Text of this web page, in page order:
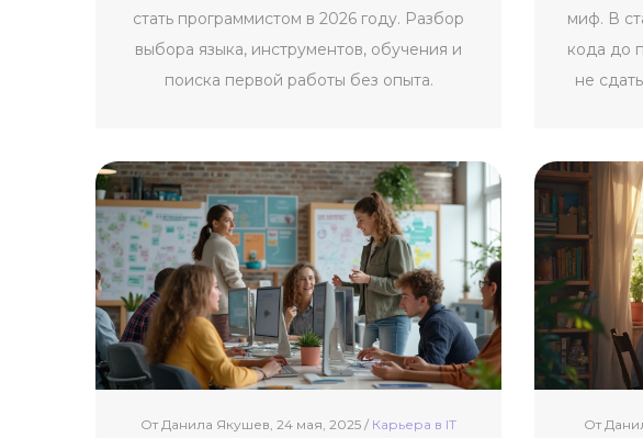
стать программистом в 2026 году. Разбор
выбора языка, инструментов, обучения и
поиска первой работы без опыта.
миф. В
кода до
не
От Данила Якушев, 24 мая, 2025 / Карьерa в IT От